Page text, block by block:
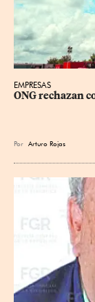
EMPRESAS
ONG rechazan
Por Arturo Rojas